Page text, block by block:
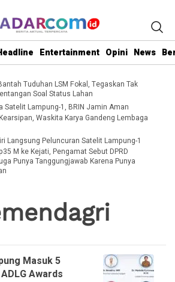
Entertainment Opini News
Tuduhan LSM Fokal, Tegaskan Tak
Soal Status Lahan
Satelit Lampung-1, BRIN Jamin Aman
Waskita Karya Gandeng Lembaga
Langsung Peluncuran Satelit Lampung-1
M ke Kejati, Pengamat Sebut DPRD
Punya Tanggungjawab Karena Punya
Masuk 5
Awards